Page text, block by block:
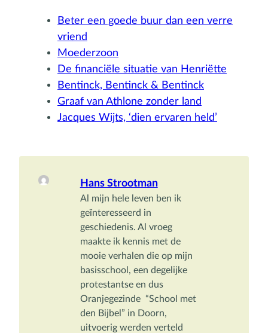
Beter een goede buur dan een verre
vriend
Moederzoon
De financiële situatie van Henriëtte
Bentinck, Bentinck & Bentinck
Graaf van Athlone zonder land
Jacques Wijts, ‘dien ervaren held’
Hans Strootman
Al mijn hele leven ben ik
geïnteresseerd in
geschiedenis. Al vroeg
maakte ik kennis met de
mooie verhalen die op mijn
basisschool, een degelijke
protestantse en dus
Oranjegezinde  “School met
den Bijbel” in Doorn,
uitvoerig werden verteld